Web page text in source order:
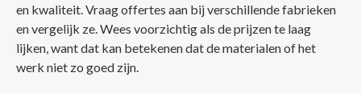
en kwaliteit. Vraag offertes aan bij verschillende fabrieken
en vergelijk ze. Wees voorzichtig als de prijzen te laag
lijken, want dat kan betekenen dat de materialen of het
werk niet zo goed zijn.